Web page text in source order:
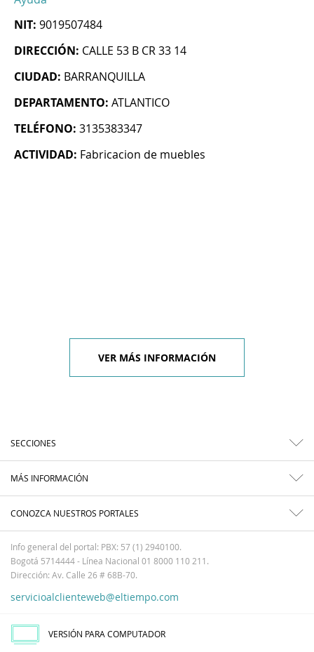
NIT: 9019507484
DIRECCIÓN: CALLE 53 B CR 33 14
CIUDAD: BARRANQUILLA
DEPARTAMENTO: ATLANTICO
TELÉFONO: 3135383347
ACTIVIDAD: Fabricacion de muebles
VER MÁS INFORMACIÓN
SECCIONES
MÁS INFORMACIÓN
CONOZCA NUESTROS PORTALES
Info general del portal: PBX: 57 (1) 2940100.
Bogotá 5714444 - Línea Nacional 01 8000 110 211.
Dirección: Av. Calle 26 # 68B-70.
servicioalclienteweb@eltiempo.com
VERSIÓN PARA COMPUTADOR